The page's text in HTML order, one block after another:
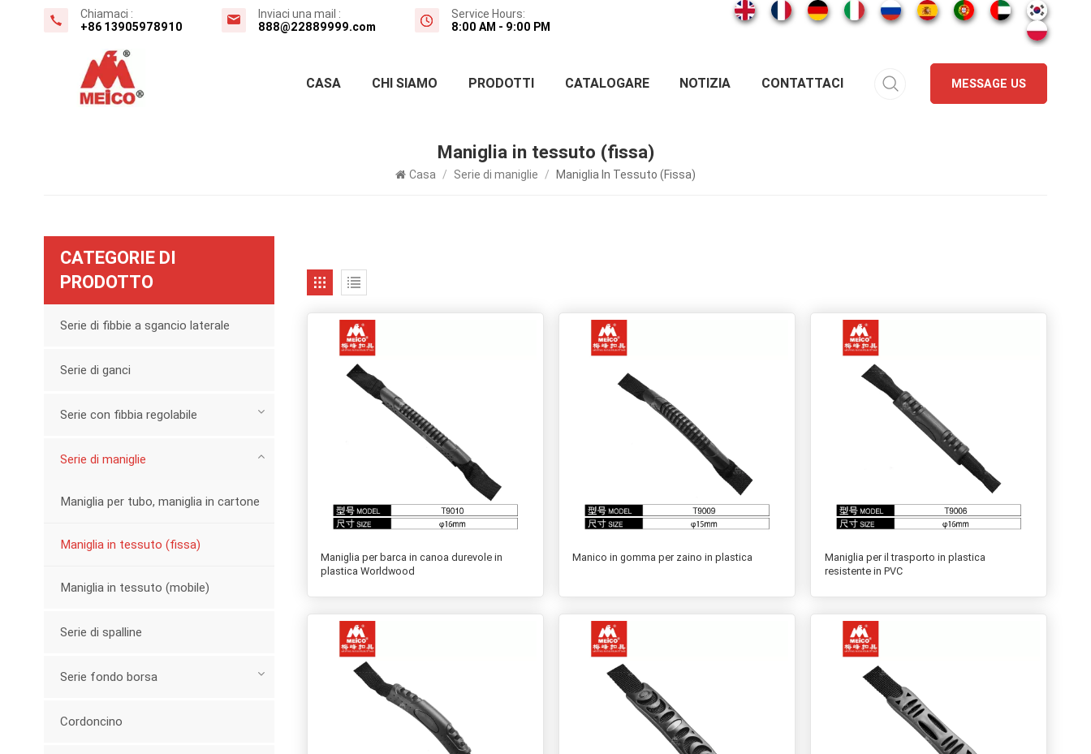
Chiamaci :
+86 13905978910
Inviaci una mail :
888@22889999.com
Service Hours:
8:00 AM - 9:00 PM
CASA CHI SIAMO PRODOTTI CATALOGARE NOTIZIA CONTATTACI MESSAGE US
Maniglia in tessuto (fissa)
Casa / Serie di maniglie / Maniglia In Tessuto (fissa)
Maniglia per barca in canoa durevole in
plastica Worldwood
Manico in gomma per zaino in plastica
Maniglia per il trasporto in plastica
resistente in PVC
CATEGORIE DI
PRODOTTO
Serie di fibbie a sgancio laterale
Serie di ganci
Serie con fibbia regolabile
Serie di maniglie
Maniglia per tubo, maniglia in cartone
Maniglia in tessuto (fissa)
Maniglia in tessuto (mobile)
Serie di spalline
Serie fondo borsa
Cordoncino